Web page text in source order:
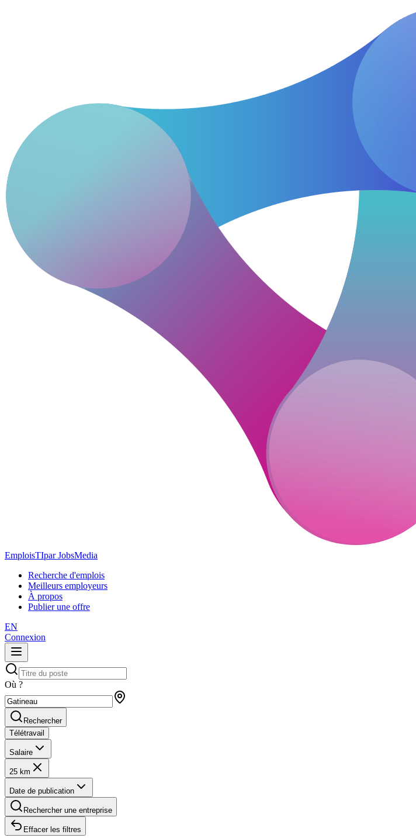
EmploisTIpar JobsMedia
Recherche d'emplois
Meilleurs employeurs
À propos
Publier une offre
EN
Connexion
Où ?
Rechercher
Télétravail
Salaire
25 km
Date de publication
Rechercher une entreprise
Effacer les filtres